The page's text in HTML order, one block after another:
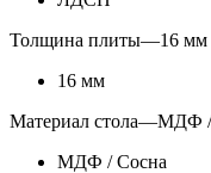
Толщина плиты—16 мм
16 мм
Материал стола—МДФ /
МДФ / Сосна